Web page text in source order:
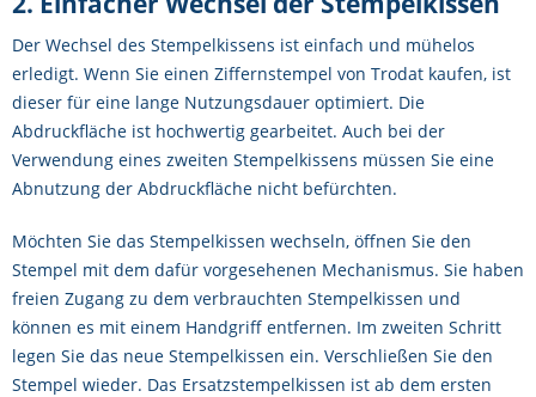
Der Wechsel des Stempelkissens ist einfach und mühelos
erledigt. Wenn Sie einen Ziffernstempel von Trodat kaufen, ist
dieser für eine lange Nutzungsdauer optimiert. Die
Abdruckfläche ist hochwertig gearbeitet. Auch bei der
Verwendung eines zweiten Stempelkissens müssen Sie eine
Abnutzung der Abdruckfläche nicht befürchten.
Möchten Sie das Stempelkissen wechseln, öffnen Sie den
Stempel mit dem dafür vorgesehenen Mechanismus. Sie haben
freien Zugang zu dem verbrauchten Stempelkissen und
können es mit einem Handgriff entfernen. Im zweiten Schritt
legen Sie das neue Stempelkissen ein. Verschließen Sie den
Stempel wieder. Das Ersatzstempelkissen ist ab dem ersten